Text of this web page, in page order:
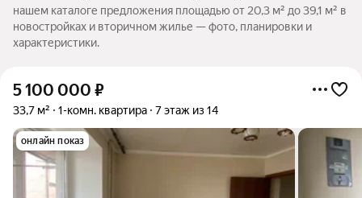
нашем каталоге предложения площадью от 20,3 м² до 39,1 м² в
новостройках и вторичном жилье — фото, планировки и
характеристики.
5 100 000 ₽
33,7 м² 1-комн. квартира 7 этаж из 14
онлайн показ